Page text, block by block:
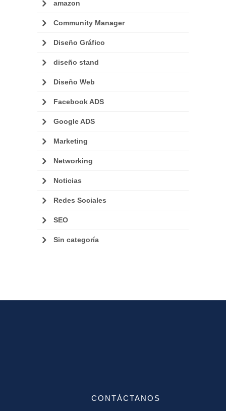
amazon
Community Manager
Diseño Gráfico
diseño stand
Diseño Web
Facebook ADS
Google ADS
Marketing
Networking
Noticias
Redes Sociales
SEO
Sin categoría
CONTÁCTANOS